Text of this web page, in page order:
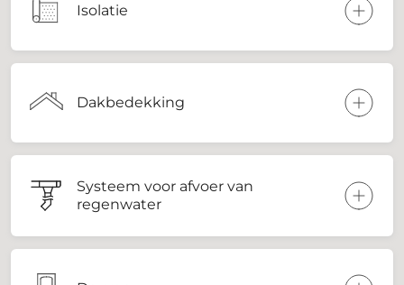
Isolatie
Dakbedekking
Systeem voor afvoer van
regenwater